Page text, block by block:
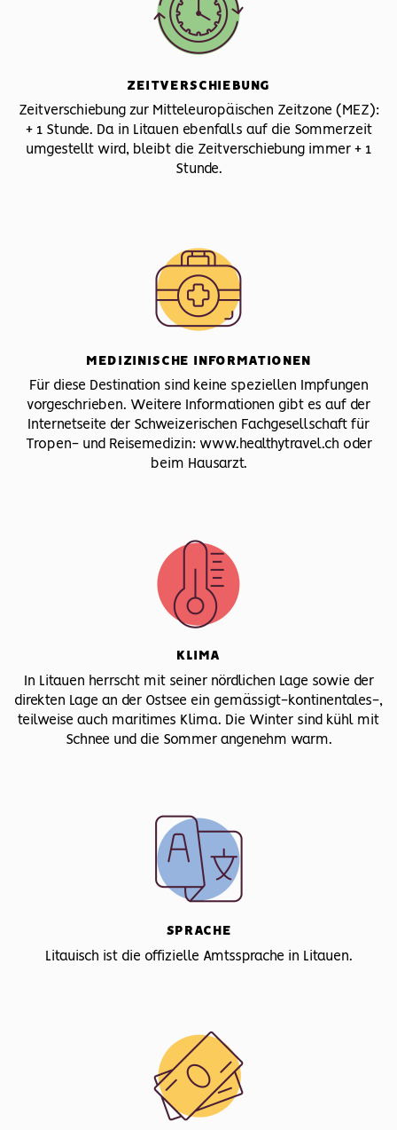
ZEITVERSCHIEBUNG
Zeitverschiebung zur Mitteleuropäischen Zeitzone (MEZ):
+ 1 Stunde. Da in Litauen ebenfalls auf die Sommerzeit
umgestellt wird, bleibt die Zeitverschiebung immer + 1
Stunde.
MEDIZINISCHE INFORMATIONEN
Für diese Destination sind keine speziellen Impfungen
vorgeschrieben. Weitere Informationen gibt es auf der
Internetseite der Schweizerischen Fachgesellschaft für
Tropen- und Reisemedizin: www.healthytravel.ch oder
beim Hausarzt.
KLIMA
In Litauen herrscht mit seiner nördlichen Lage sowie der
direkten Lage an der Ostsee ein gemässigt-kontinentales-,
teilweise auch maritimes Klima. Die Winter sind kühl mit
Schnee und die Sommer angenehm warm.
SPRACHE
Litauisch ist die offizielle Amtssprache in Litauen.